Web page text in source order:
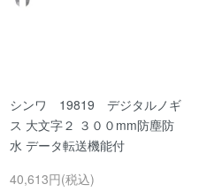
シンワ 19819 デジタルノギ
ス 大文字２ ３００mm防塵防
水 データ転送機能付
40,613円(税込)